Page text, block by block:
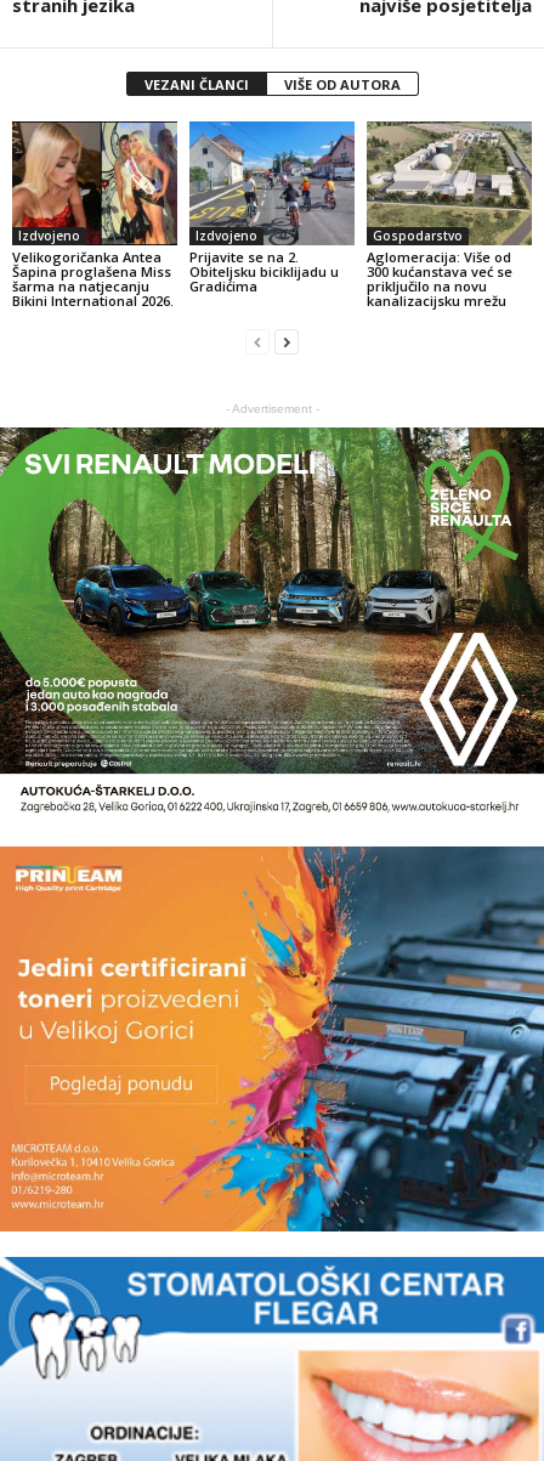
stranih jezika najviše posjetitelja
VEZANI ČLANCI VIŠE OD AUTORA
Izdvojeno
Velikogoričanka Antea
Šapina proglašena Miss
šarma na natjecanju
Bikini International 2026.
Izdvojeno
Prijavite se na 2.
Obiteljsku biciklijadu u
Gradićima
Gospodarstvo
Aglomeracija: Više od
300 kućanstava već se
priključilo na novu
kanalizacijsku mrežu
- Advertisement -